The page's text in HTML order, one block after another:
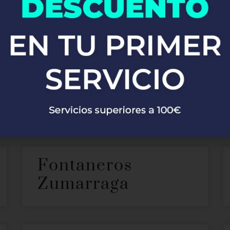
en
nuestros servicios defontanería profesional en Lijar
soluciones rápidas y eficaces, garantizando siempre la
Fontaneros
Zumarraga